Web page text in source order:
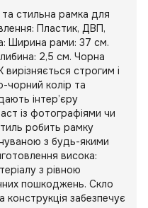
та стильна рамка для
Пластик, ДВП,
Ширина рами: 37 см.
2,5 см. Чорна
строгим і
чорний колір та
інтер’єру
із фотографіями чи
робить рамку
з будь-якими
висока:
з рівною
пошкоджень. Скло
забезпечує